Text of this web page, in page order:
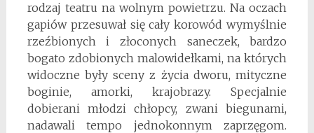
rodzaj teatru na wolnym powietrzu. Na oczach
gapiów przesuwał się cały korowód wymyślnie
rzeźbionych i złoconych saneczek, bardzo
bogato zdobionych malowidełkami, na których
widoczne były sceny z życia dworu, mityczne
boginie, amorki, krajobrazy. Specjalnie
dobierani młodzi chłopcy, zwani biegunami,
nadawali tempo jednokonnym zaprzęgom.